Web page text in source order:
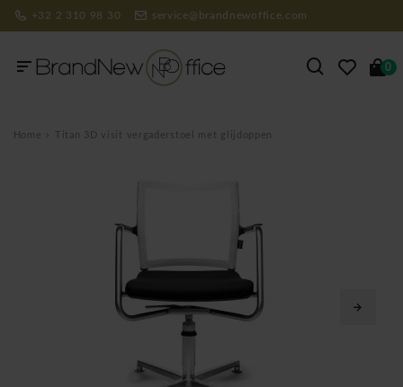
+32 2 310 98 30 service@brandnewoffice.com
0
Home Titan 3D visit vergaderstoel met glijdoppen